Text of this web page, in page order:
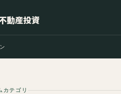
動産投資
テゴリ